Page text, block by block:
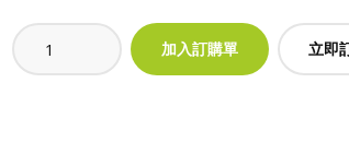
立即